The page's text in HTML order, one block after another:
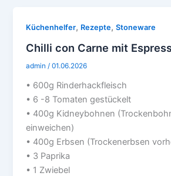
Küchenhelfer, Rezepte,Stoneware
Chilli con Carne mit
admin /01.06.2026
• 600g Rinderhackfleisch
• 6 -8 Tomaten gestückelt
• 400g Kidneybohnen
einweichen)
• 400g Erbsen (Trockenerbsen
• 3 Paprika
• 1 Zwiebel